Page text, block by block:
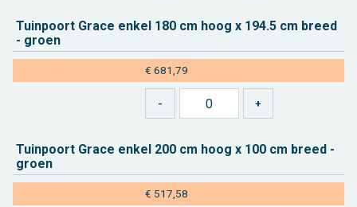
Tuin­poort Grace enkel 180 cm hoog x 194.5 cm breed
- groen
€ 681,79
Tuin­poort Grace enkel 200 cm hoog x 100 cm breed -
groen
€ 517,58